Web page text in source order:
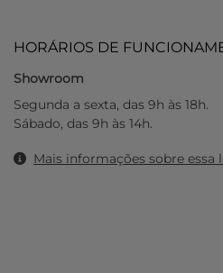
HORÁRIOS DE
Showroom
Segunda a sexta, das 9h às 18h.
Sábado, das 9h às 14h.
Mais informações sobre essa